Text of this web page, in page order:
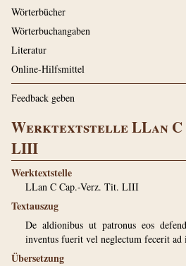
Wörterbücher
Wörterbuchangaben
Literatur
Online-Hilfsmittel
Feedback geben
Werktextstelle LLan C
LIII
Werktextstelle
LLan C Cap.-Verz. Tit. LIII
Textauszug
De aldionibus ut patronus eos
inventus fuerit vel neglectum fecerit
Übersetzung